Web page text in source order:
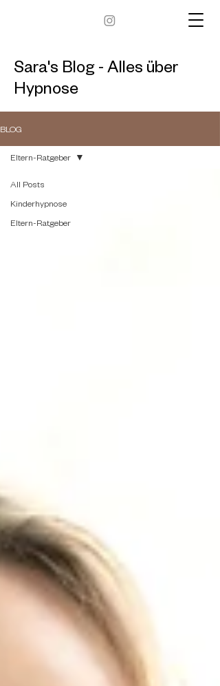
Sara's Blog - Alles über
Hypnose
BLOG
All Posts
Kinderhypnose
Eltern-Ratgeber
Eltern-Ratgeber